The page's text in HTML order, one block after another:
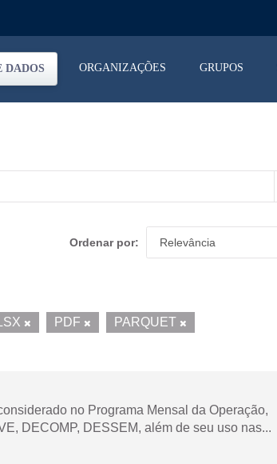
DADOS ORGANIZAÇÕES GRUPOS
Ordenar por
PDF PARQUET
no Programa Mensal da Operação,
DECOMP, DESSEM, além de seu uso nas...